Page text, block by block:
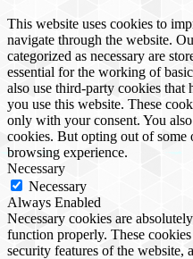
This website uses cookies to
navigate through the website.
categorized as necessary are
essential for the working of
also use third-party cookies that
you use this website. These
only with your consent. You
cookies. But opting out of some
browsing experience.
Necessary
Necessary
Always Enabled
Necessary cookies are
function properly. These
security features of the website,